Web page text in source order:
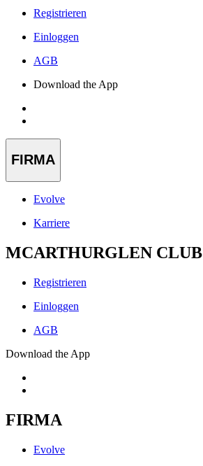
Registrieren
Einloggen
AGB
Download the App
FIRMA
Evolve
Karriere
MCARTHURGLEN CLUB
Registrieren
Einloggen
AGB
Download the App
FIRMA
Evolve